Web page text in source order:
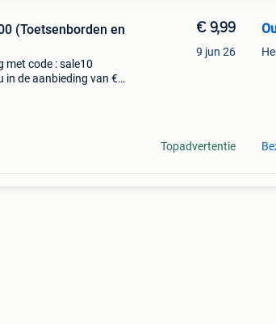
(Toetsenborden en
met code : sale10
in de aanbieding van €
€ 9,99
9 jun 26
Topadvertentie